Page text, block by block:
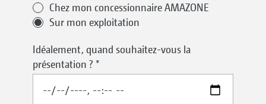
Chez mon concessionnaire AMAZONE
Sur mon exploitation
Idéalement, quand souhaitez-vous la
présentation ? *